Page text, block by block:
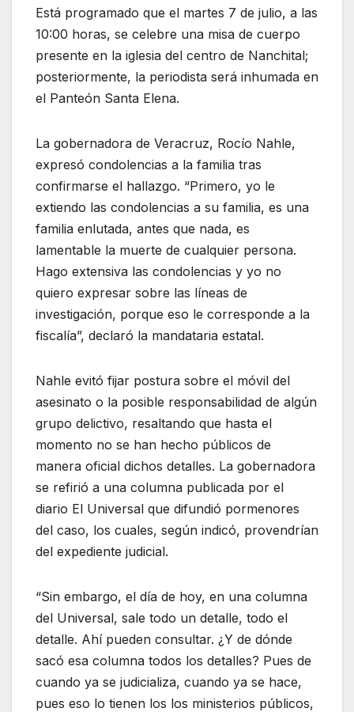
Está programado que el martes 7 de julio, a las
10:00 horas, se celebre una misa de cuerpo
presente en la iglesia del centro de Nanchital;
posteriormente, la periodista será inhumada en
el Panteón Santa Elena.
La gobernadora de Veracruz, Rocío Nahle,
expresó condolencias a la familia tras
confirmarse el hallazgo. “Primero, yo le
extiendo las condolencias a su familia, es una
familia enlutada, antes que nada, es
lamentable la muerte de cualquier persona.
Hago extensiva las condolencias y yo no
quiero expresar sobre las líneas de
investigación, porque eso le corresponde a la
fiscalía”, declaró la mandataria estatal.
Nahle evitó fijar postura sobre el móvil del
asesinato o la posible responsabilidad de algún
grupo delictivo, resaltando que hasta el
momento no se han hecho públicos de
manera oficial dichos detalles. La gobernadora
se refirió a una columna publicada por el
diario El Universal que difundió pormenores
del caso, los cuales, según indicó, provendrían
del expediente judicial.
“Sin embargo, el día de hoy, en una columna
del Universal, sale todo un detalle, todo el
detalle. Ahí pueden consultar. ¿Y de dónde
sacó esa columna todos los detalles? Pues de
cuando ya se judicializa, cuando ya se hace,
pues eso lo tienen los los ministerios públicos,